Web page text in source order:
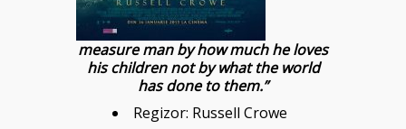
measure man by how much he loves
his children not by what the world
has done to them.”
Regizor: Russell Crowe